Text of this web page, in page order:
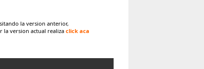
la version anterior,
la version actual realiza click aca